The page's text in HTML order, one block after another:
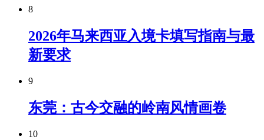
8
2026年马来西亚入境卡填写指南与最
新要求
9
东莞：古今交融的岭南风情画卷
10